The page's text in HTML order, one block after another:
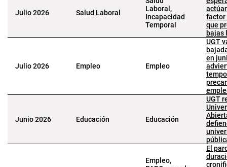
Julio 2026 Salud Laboral
Laboral,
Incapacidad
Temporal
factor
que
bajas
Julio 2026 Empleo Empleo
UGT
en
Junio 2026 Educación Educación
UGT
Empleo,
El